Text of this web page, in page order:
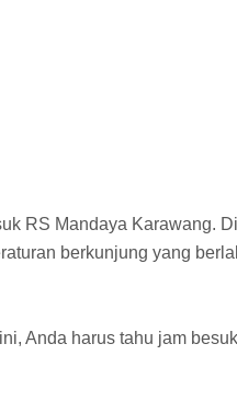
RS Mandaya Karawang.
berkunjung yang
Anda harus tahu jam